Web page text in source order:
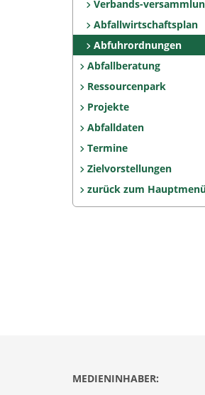
Verbands-
Abfallwirtschaftsplan
Abfuhrordnungen
Abfallberatung
Ressourcenpark
Projekte
Abfalldaten
Termine
Zielvorstellungen
zurück zum
MEDIENINHABER: